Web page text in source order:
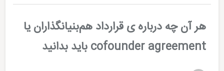
هر آن چه درباره ی قرارداد هم‌بنیانگذاران یا
cofounder agreement باید بدانید